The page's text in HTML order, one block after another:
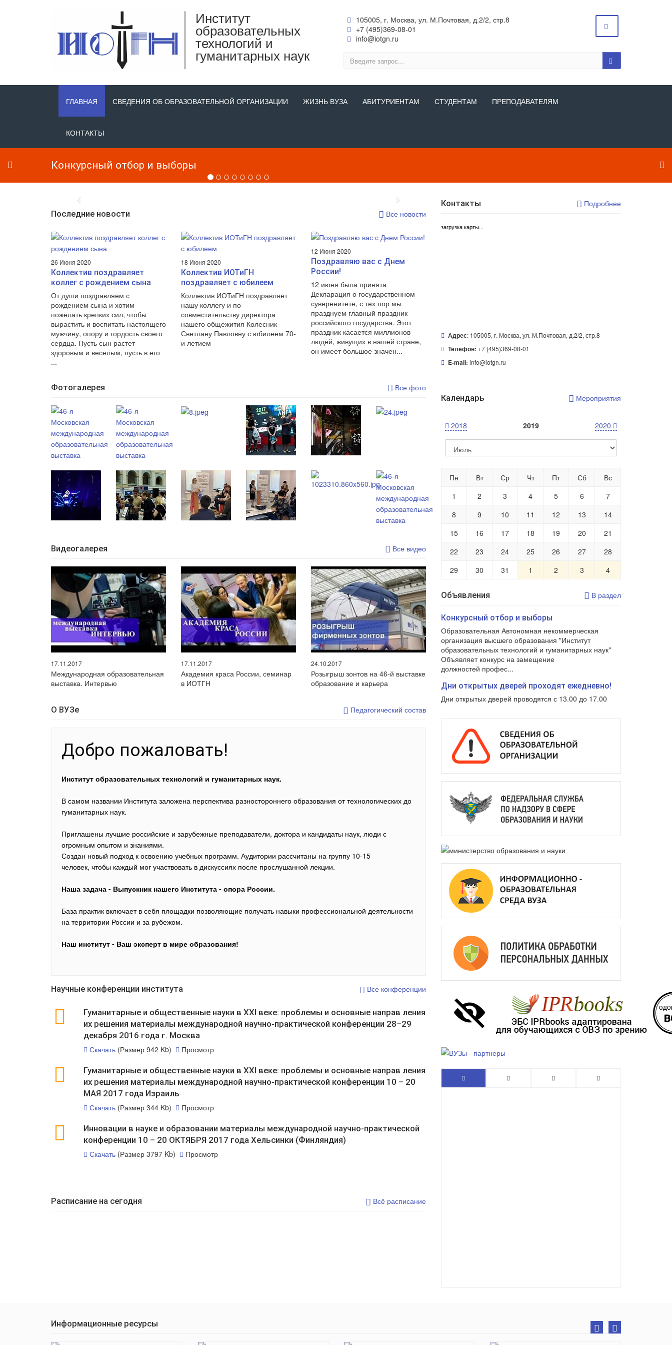
Институт
образовательных
технологий и
гуманитарных наук
105005, г. Москва, ул. М.Почтовая, д.2/2, стр.8
+7 (495)369-08-01
info@iotgn.ru
ГЛАВНАЯ СВЕДЕНИЯ ОБ ОБРАЗОВАТЕЛЬНОЙ ОРГАНИЗАЦИИ ЖИЗНЬ ВУЗА АБИТУРИЕНТАМ СТУДЕНТАМ ПРЕПОДАВАТЕЛЯМ
КОНТАКТЫ
ВЫДАНА ПЕРЕОФОРМЛЕННАЯ
ЛИЦЕНЗИЯ РОСОБРНАДЗОРОМ
Последние новости Все новости
26 Июня 2020
Коллектив поздравляет
коллег с рождением сына
От души поздравляем с
рождением сына и хотим
пожелать крепких сил, чтобы
вырастить и воспитать настоящего
мужчину, опору и гордость своего
сердца. Пусть сын растет
здоровым и веселым, пусть в его
...
18 Июня 2020
Коллектив ИОТиГН
поздравляет с юбилеем
Коллектив ИОТиГН поздравляет
нашу коллегу и по
совместительству директора
нашего общежития Колесник
Светлану Павловну с юбилеем 70-
и летием
12 Июня 2020
Поздравляю вас с Днем
России!
12 июня была принята
Декларация о государственном
суверенитете, с тех пор мы
празднуем главный праздник
российского государства. Этот
праздник касается миллионов
людей, живущих в нашей стране,
он имеет большое значен...
Фотогалерея Все фото
Видеогалерея Все видео
17.11.2017
Международная образовательная
выставка. Интервью
17.11.2017
Академия краса России, семинар
в ИОТГН
24.10.2017
Розыгрыш зонтов на 46-й выставке
образование и карьера
О ВУЗе Педагогический состав
Добро пожаловать!
Институт образовательных технологий и гуманитарных наук.
В самом названии Института заложена перспектива разностороннего образования от технологических до
гуманитарных наук.
Приглашены лучшие российские и зарубежные преподаватели, доктора и кандидаты наук, люди с
огромным опытом и знаниями.
Создан новый подход к освоению учебных программ. Аудитории рассчитаны на группу 10-15
человек, чтобы каждый мог участвовать в дискуссиях после прослушанной лекции.
Наша задача - Выпускник нашего Института - опора России.
База практик включает в себя площадки позволяющие получать навыки профессиональной деятельности
на территории России и за рубежом.
Наш институт - Ваш эксперт в мире образования!
Научные конференции института Все конференции
Гуманитарные и общественные науки в XXI веке: проблемы и основные направ ления
их решения материалы международной научно-практической конференции 28–29
декабря 2016 года г. Москва
Скачать(Размер 942 Kb) Просмотр
Гуманитарные и общественные науки в XXI веке: проблемы и основные направ ления
их решения материалы международной научно-практической конференции 10 – 20
МАЯ 2017 года Израиль
Скачать(Размер 344 Kb) Просмотр
Инновации в науке и образовании материалы международной научно-практической
конференции 10 – 20 ОКТЯБРЯ 2017 года Хельсинки (Финляндия)
Скачать(Размер 3797 Kb) Просмотр
Расписание на сегодня Всё расписание
Контакты Подробнее
загрузка карты...
Адрес: 105005, г. Москва, ул. М.Почтовая, д.2/2, стр.8
Телефон: +7 (495)369-08-01
E-mail: info@iotgn.ru
Календарь Мероприятия
2018 2019 2020
Пн Вт Ср Чт Пт Сб
Вс
1
2 3 4 5 6
7
8
9 10 11 12 13
14
15
16 17 18 19 20
21
22
23 24 25 26 27
28
29
30 31 1 2 3 4
Объявления В раздел
Конкурсный отбор и выборы
Образовательная Автономная некоммерческая
организация высшего образования "Институт
образовательных технологий и гуманитарных наук"
Объявляет конкурс на замещение
должностей профес...
Дни открытых дверей проходят ежедневно!
Дни открытых дверей проводятся с 13.00 до 17.00
Информационные ресурсы